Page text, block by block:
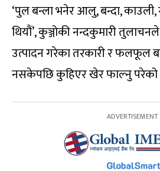
‘पुल बन्ला भनेर आलु, बन्दा,
थियौं’, कुञ्जोकी नन्दकुमारी
उत्पादन गरेका तरकारी र फलफूल
नसकेपछि कुहिएर खेर फाल्नु परेको